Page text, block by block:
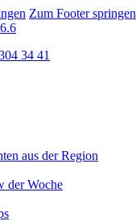
Zum Footer springen
34 41
aus der Region
der Woche